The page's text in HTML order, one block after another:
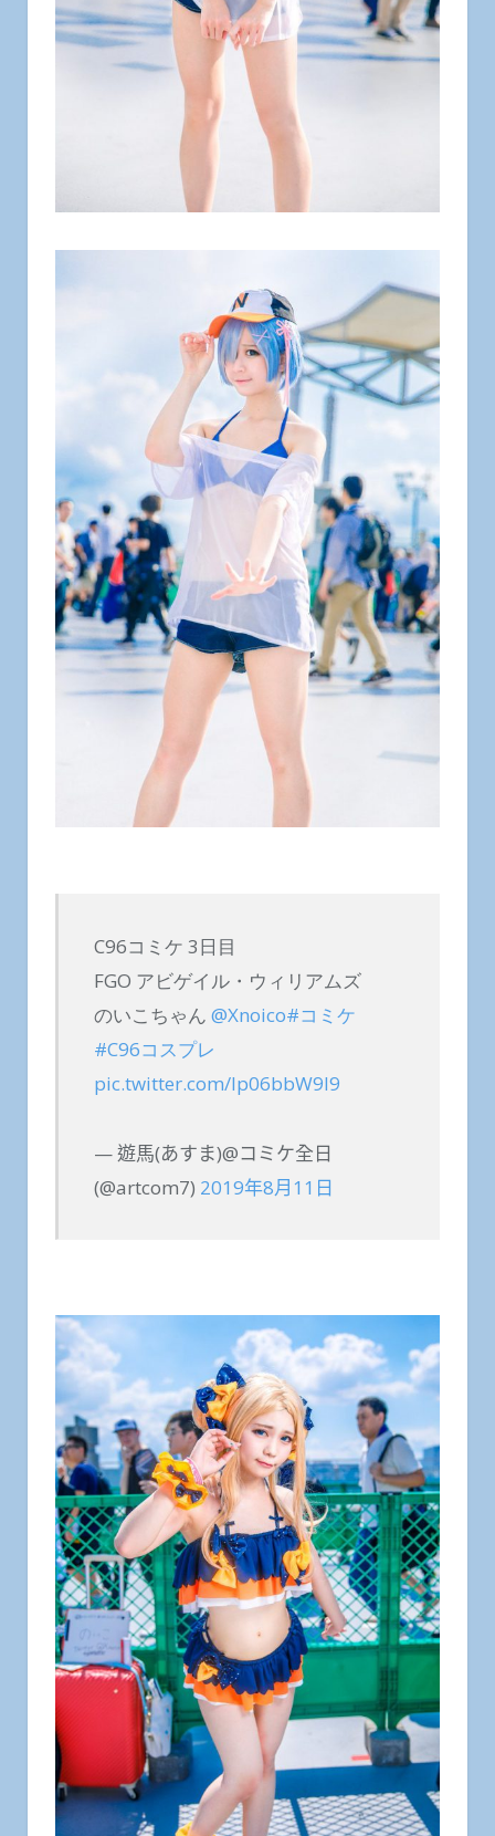
C96コミケ 3日目
FGO アビゲイル・ウィリアムズ
のいこちゃん @Xnoico#コミケ
#C96コスプレ
pic.twitter.com/Ip06bbW9I9
— 遊馬(あすま)@コミケ全日
(@artcom7) 2019年8月11日